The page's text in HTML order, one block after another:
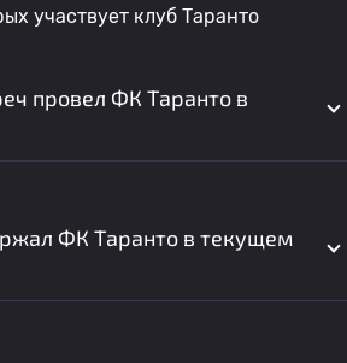
участвует клуб Таранто
провел ФК Таранто в
ФК Таранто в текущем